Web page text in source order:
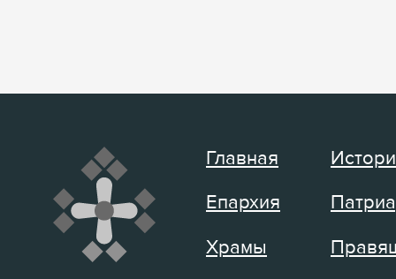
Главная
Епархия
Храмы